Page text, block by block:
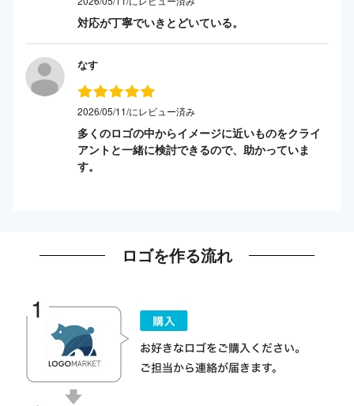
対応が丁寧でいきとどいている。
なす
2026/05/11/にレビュー済み
多くのロゴの中からイメージに近いものをクライ
アントと一緒に検討できるので、助かっていま
す。
ロゴを作る流れ